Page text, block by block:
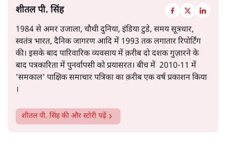
शीतल पी. सिंह
1984 से अमर उजाला, चौथी दुनिया, इंडिया टुडे, समय सूत्रधार,
स्वतंत्र भारत, दैनिक जागरण आदि में 1993 तक लगातार रिपोर्टिंग
की। इसके बाद पारिवारिक व्यवसाय में क़रीब दो दशक गुज़ारने के
बाद पत्रकारिता में पुनर्वापसी को प्रयासरत। बीच में 2010-11 में
'समकाल' पाक्षिक समाचार पत्रिका का क़रीब एक वर्ष प्रकाशन किया
।
शीतल पी. सिंहकी और स्टोरी पढ़ें